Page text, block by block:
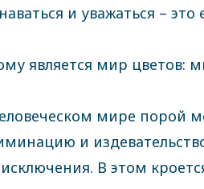
и уважаться –
является мир цветов:
мире порой
и
В этом